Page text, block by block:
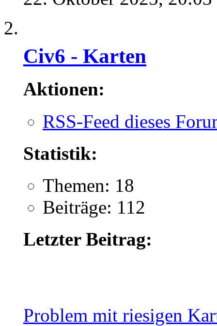
Civ6 - Karten
Aktionen:
RSS-Feed dieses
Statistik:
Themen: 18
Beiträge: 112
Letzter Beitrag:
Problem mit riesigen